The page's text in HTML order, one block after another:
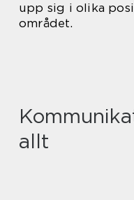
upp sig i olika
området.
allt